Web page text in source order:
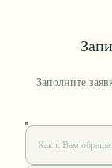
Заполните